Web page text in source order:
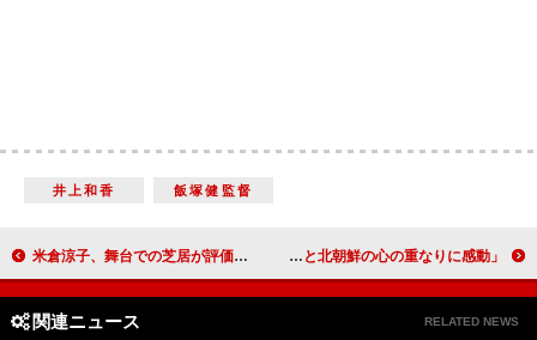
井上和香 飯塚健監督
米倉涼子、舞台での芝居が評価され感激 三谷幸喜「平成の菊田一夫を目指す」 ハ・ジウォン、映画の試写会で感涙 「韓国と北朝鮮の心の重なりに感動」
関連ニュース RELATED NEWS